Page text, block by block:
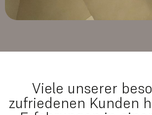
Viele unserer
zufriedenen Kunden